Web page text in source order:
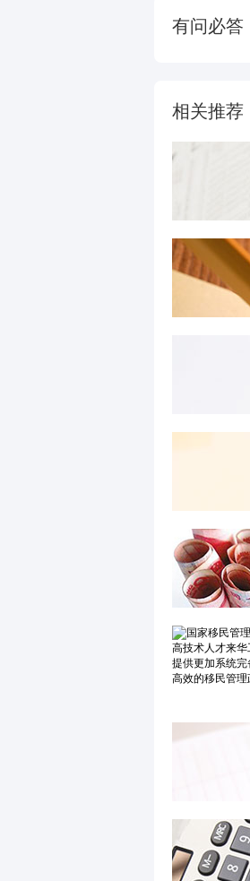
有问必答
相关推荐